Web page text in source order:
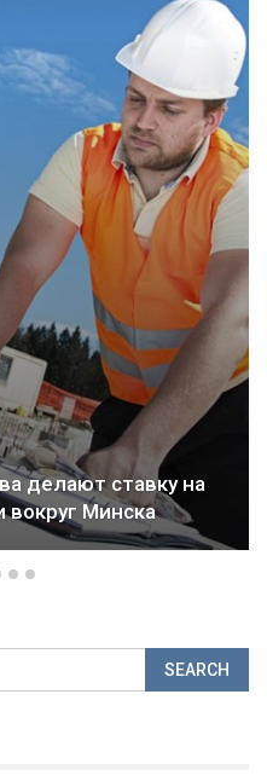
делают ставку на
вокруг Минска